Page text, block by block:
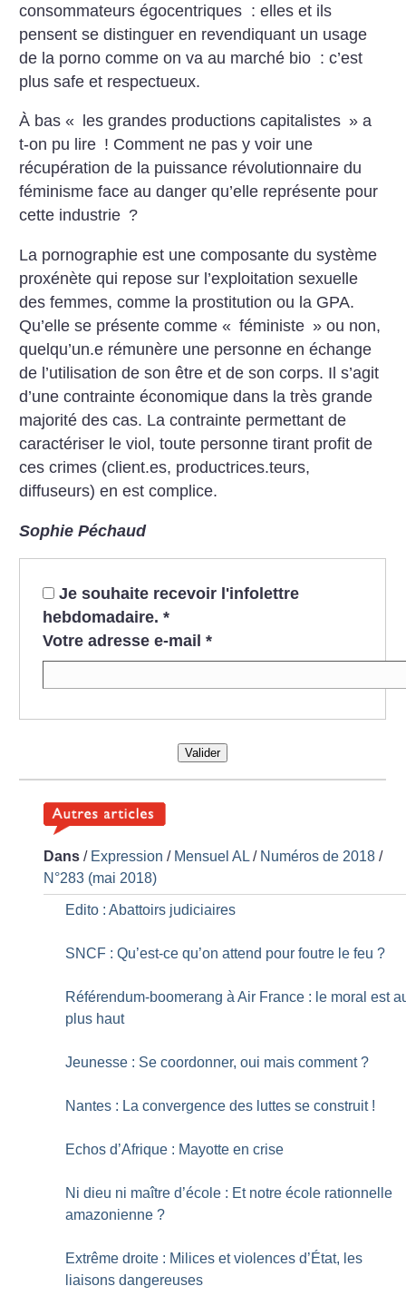
consommateurs égocentriques : elles et ils
pensent se distinguer en revendiquant un usage
de la porno comme on va au marché bio : c’est
plus safe et respectueux.
À bas « les grandes productions capitalistes » a
t-on pu lire ! Comment ne pas y voir une
récupération de la puissance révolutionnaire du
féminisme face au danger qu’elle représente pour
cette industrie ?
La pornographie est une composante du système
proxénète qui repose sur l’exploitation sexuelle
des femmes, comme la prostitution ou la GPA.
Qu’elle se présente comme « féministe » ou non,
quelqu’un.e rémunère une personne en échange
de l’utilisation de son être et de son corps. Il s’agit
d’une contrainte économique dans la très grande
majorité des cas. La contrainte permettant de
caractériser le viol, toute personne tirant profit de
ces crimes (client.es, productrices.teurs,
diffuseurs) en est complice.
Sophie Péchaud
Je souhaite recevoir l'infolettre
hebdomadaire. *
Votre adresse e-mail *
Valider
Dans / Expression / Mensuel AL / Numéros de 2018 /
N°283 (mai 2018)
Edito : Abattoirs judiciaires
SNCF : Qu’est-ce qu’on attend pour foutre le feu ?
Référendum-boomerang à Air France : le moral est
plus haut
Jeunesse : Se coordonner, oui mais comment ?
Nantes : La convergence des luttes se construit !
Echos d’Afrique : Mayotte en crise
Ni dieu ni maître d’école : Et notre école rationnelle
amazonienne ?
Extrême droite : Milices et violences d’État, les
liaisons dangereuses